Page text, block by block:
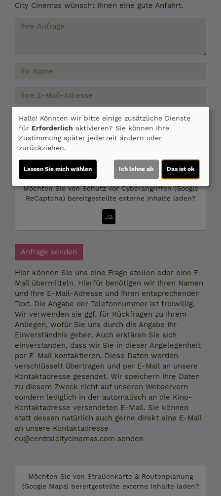
City Cinemas wünscht Ihnen eine gute Anfahrt.
Ich bin über 16 Jahre alt und erkläre mich mit
Möchten Sie vonSchutz vor Cyberangriffen (Google
ReCaptcha) bereitgestellte externe Inhalte laden?
Ja
Anfrage senden
Hier können Sie uns eine Frage stellen oder eine E-
Mail übermitteln. Hierfür benötigen wir Ihren Namen
und Ihre E-Mail-Adresse und Ihren entsprechenden
Text. Die Angabe der Telefonnummer ist freiwillig.
Wir verwenden sie ggf. für Rückfragen zu Ihrem
Anliegen, wofür Sie uns durch die Angabe Ihr
Einverständnis geben. Auch erklären Sie sich
einverstanden, dass wir Sie in dieser Angelegenheit
per E-Mail kontaktieren. Diese Daten werden
verschlüsselt übertragen und per E-Mail an unsere
Kontaktadresse gesendet. Wir speichern Ihre Daten
zu diesem Zweck nicht auf unseren Webservern
sondern lediglich in der automatisch an die Kino-
Kontaktadresse versendeten E-Mail. Sie können
statt dessen natürlich auch gerne direkt eine E-Mail
an unsere Kontaktadresse
cu@centralcitycinemas.com senden
Möchten Sie von Straßenkarte & Routenplanung
(Google Maps) bereitgestellte externe Inhalte laden?
Hallo! Könnten wir bitte einige zusätzliche Dienste
für Erforderlich aktivieren? Sie können Ihre
Zustimmung später jederzeit ändern oder
zurückziehen.
Lassen Sie mich wählen Ich lehne ab Das ist ok